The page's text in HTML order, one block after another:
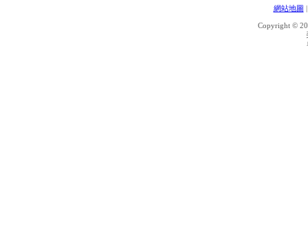
網站地圖
Copyright ©